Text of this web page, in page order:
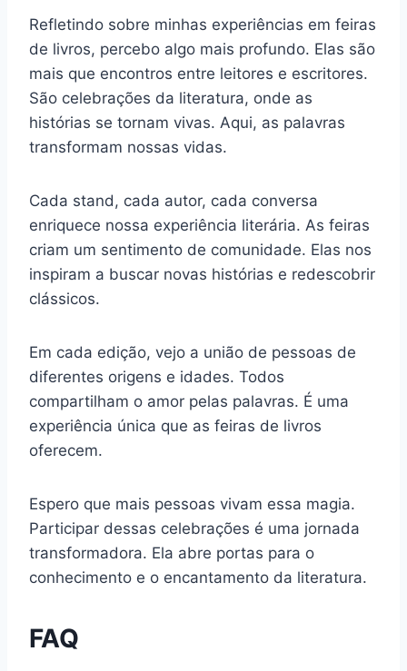
Refletindo sobre minhas experiências em feiras
de livros, percebo algo mais profundo. Elas são
mais que encontros entre leitores e escritores.
São celebrações da literatura, onde as
histórias se tornam vivas. Aqui, as palavras
transformam nossas vidas.
Cada stand, cada autor, cada conversa
enriquece nossa experiência literária. As feiras
criam um sentimento de comunidade. Elas nos
inspiram a buscar novas histórias e redescobrir
clássicos.
Em cada edição, vejo a união de pessoas de
diferentes origens e idades. Todos
compartilham o amor pelas palavras. É uma
experiência única que as feiras de livros
oferecem.
Espero que mais pessoas vivam essa magia.
Participar dessas celebrações é uma jornada
transformadora. Ela abre portas para o
conhecimento e o encantamento da literatura.
FAQ